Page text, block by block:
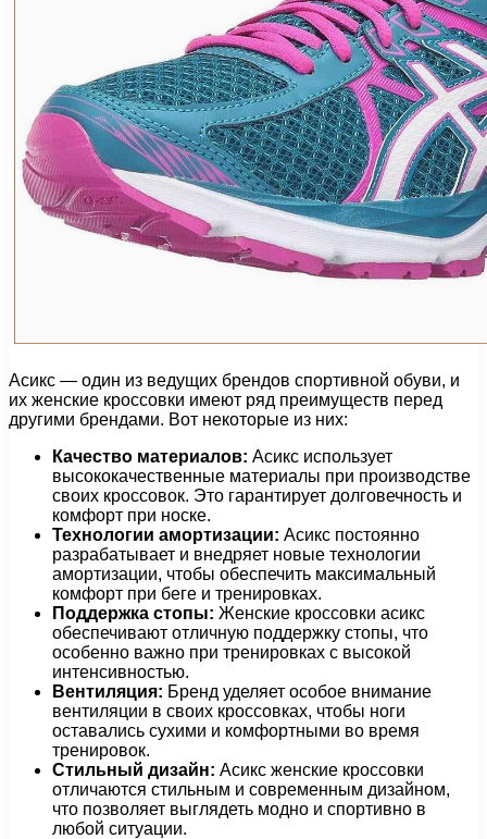
Асикс — один из ведущих брендов спортивной обуви, и
их женские кроссовки имеют ряд преимуществ перед
другими брендами. Вот некоторые из них:
Качество материалов: Асикс использует
высококачественные материалы при производстве
своих кроссовок. Это гарантирует долговечность и
комфорт при носке.
Технологии амортизации: Асикс постоянно
разрабатывает и внедряет новые технологии
амортизации, чтобы обеспечить максимальный
комфорт при беге и тренировках.
Поддержка стопы: Женские кроссовки асикс
обеспечивают отличную поддержку стопы, что
особенно важно при тренировках с высокой
интенсивностью.
Вентиляция: Бренд уделяет особое внимание
вентиляции в своих кроссовках, чтобы ноги
оставались сухими и комфортными во время
тренировок.
Стильный дизайн: Асикс женские кроссовки
отличаются стильным и современным дизайном,
что позволяет выглядеть модно и спортивно в
любой ситуации.